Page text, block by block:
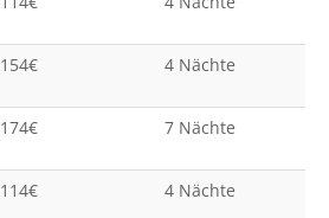
154€ 4 Nächte
174€ 7 Nächte
114€ 4 Nächte